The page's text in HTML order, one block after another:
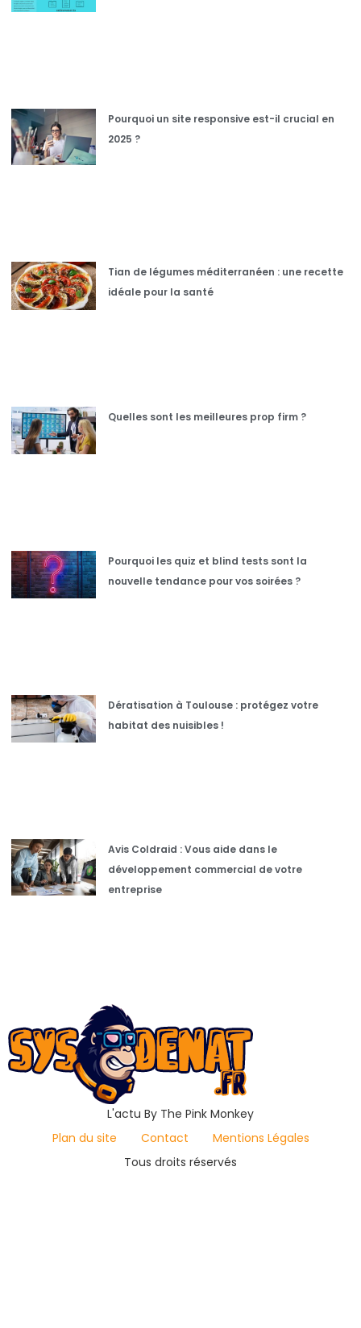
Pourquoi un site responsive est-il crucial en
2025 ?
Tian de légumes méditerranéen : une recette
idéale pour la santé
Quelles sont les meilleures prop firm ?
Pourquoi les quiz et blind tests sont la
nouvelle tendance pour vos soirées ?
Dératisation à Toulouse : protégez votre
habitat des nuisibles !
Avis Coldraid : Vous aide dans le
développement commercial de votre
entreprise
L'actu By The Pink Monkey
Plan du site
Contact
Mentions Légales
Tous droits réservés